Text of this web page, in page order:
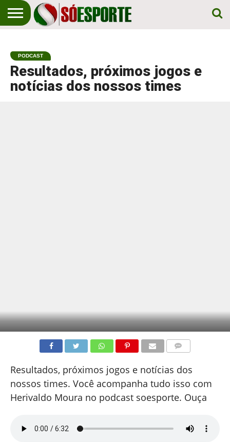
EM
PRIMEIRO
LUGAR!
ESPORTE
PODCAST
Resultados, próximos jogos e
notícias dos nossos times
Resultados, próximos jogos e notícias dos
nossos times. Você acompanha tudo isso com
Herivaldo Moura no podcast soesporte. Ouça